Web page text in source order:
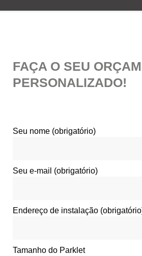
FAÇA O SEU
PERSONALIZADO!
Seu nome (obrigatório)
Seu e-mail (obrigatório)
Endereço de instalação
Tamanho do Parklet